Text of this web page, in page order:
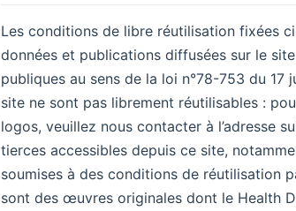
Les conditions de libre réutilisation fixées
données et publications diffusées sur le
publiques au sens de la loi n°78-753 du 17
site ne sont pas librement réutilisables :
logos, veuillez nous contacter à l’adresse
tierces accessibles depuis ce site,
soumises à des conditions de réutilisation
sont des œuvres originales dont le Health